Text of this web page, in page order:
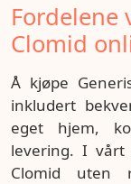
Fordelene
Clomid
Å kjøpe
inkludert
eget hjem,
levering. I vårt
Clomid uten